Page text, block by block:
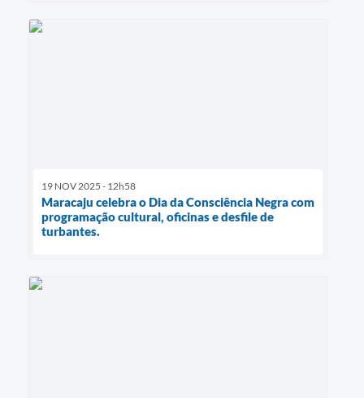
19 NOV 2025 - 12h58
Maracaju celebra o Dia da Consciência Negra com
programação cultural, oficinas e desfile de
turbantes.